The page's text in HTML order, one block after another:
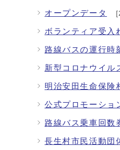
オープンデータ
ボランティア受入
路線バスの運行時
新型コロナウイル
明治安田生命保険
公式プロモーショ
路線バス乗車回数
長生村市民活動団